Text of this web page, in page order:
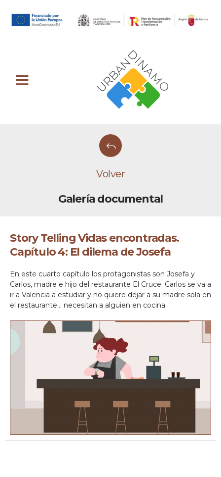
Volver
Galería documental
Story Telling Vidas encontradas.
Capítulo 4: El dilema de Josefa
En este cuarto capítulo los protagonistas son Josefa y
Carlos, madre e hijo del restaurante El Cruce. Carlos se va a
ir a Valencia a estudiar y no quiere dejar a su madre sola en
el restaurante… necesitan a alguien en cocina.